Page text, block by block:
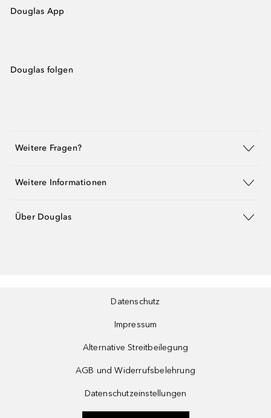
Douglas App
Douglas folgen
Weitere Fragen?
Weitere Informationen
Über Douglas
Datenschutz
Impressum
Alternative Streitbeilegung
AGB und Widerrufsbelehrung
Datenschutzeinstellungen